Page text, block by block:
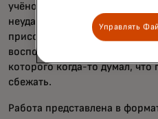
учёного, застрявшего
неудачного лабораторного
присоединяются к нему,
воспоминаниям отца,
которого когда-то думал,
сбежать.
Работа представлена в
Управлять